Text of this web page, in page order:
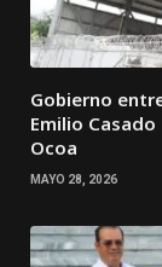
Gobierno
Emilio
Ocoa
MAYO 28, 2026